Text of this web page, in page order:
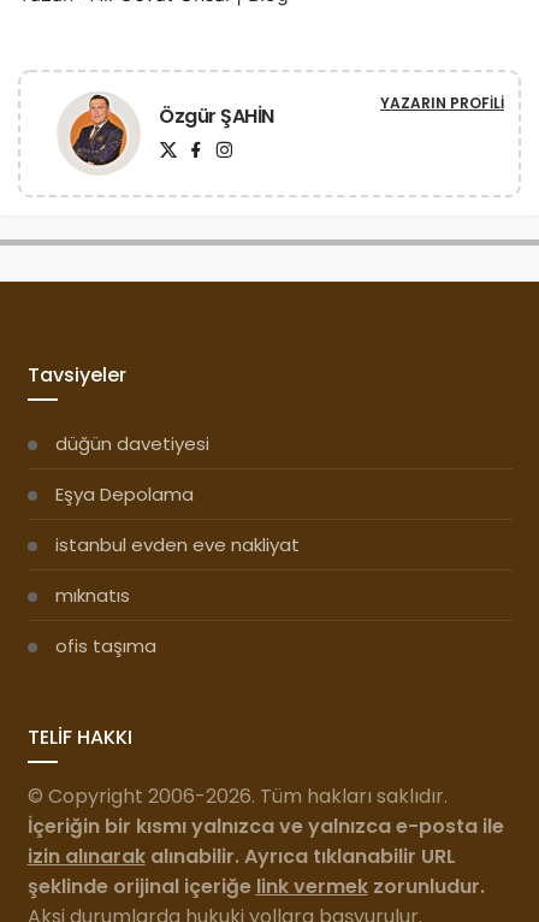
Özgür ŞAHİN YAZARIN PROFILI
Tavsiyeler
düğün davetiyesi
Eşya Depolama
istanbul evden eve nakliyat
mıknatıs
ofis taşıma
TELİF HAKKI
© Copyright 2006-2026. Tüm hakları saklıdır.
İçeriğin bir kısmı yalnızca ve yalnızca e-posta ile
izin alınarakalınabilir. Ayrıca tıklanabilir URL
şeklinde orijinal içeriğe link vermekzorunludur.